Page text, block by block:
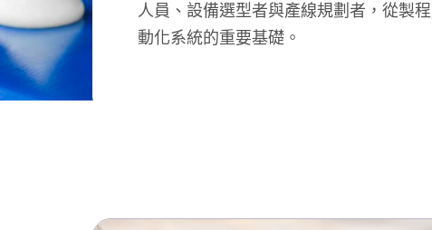
人員、設備選型者與產線規劃者，從製
動化系統的重要基礎。